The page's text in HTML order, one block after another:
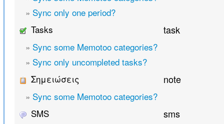
» Sync only one period?
Tasks
task
» Sync some Memotoo categories?
» Sync only uncompleted tasks?
Σημειώσεις
note
» Sync some Memotoo categories?
SMS
sms